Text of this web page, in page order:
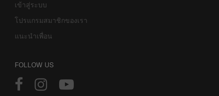
เข้าสู่ระบบ
โปรแกรมสมาชิกของเรา
แนะนำเพื่อน
FOLLOW US